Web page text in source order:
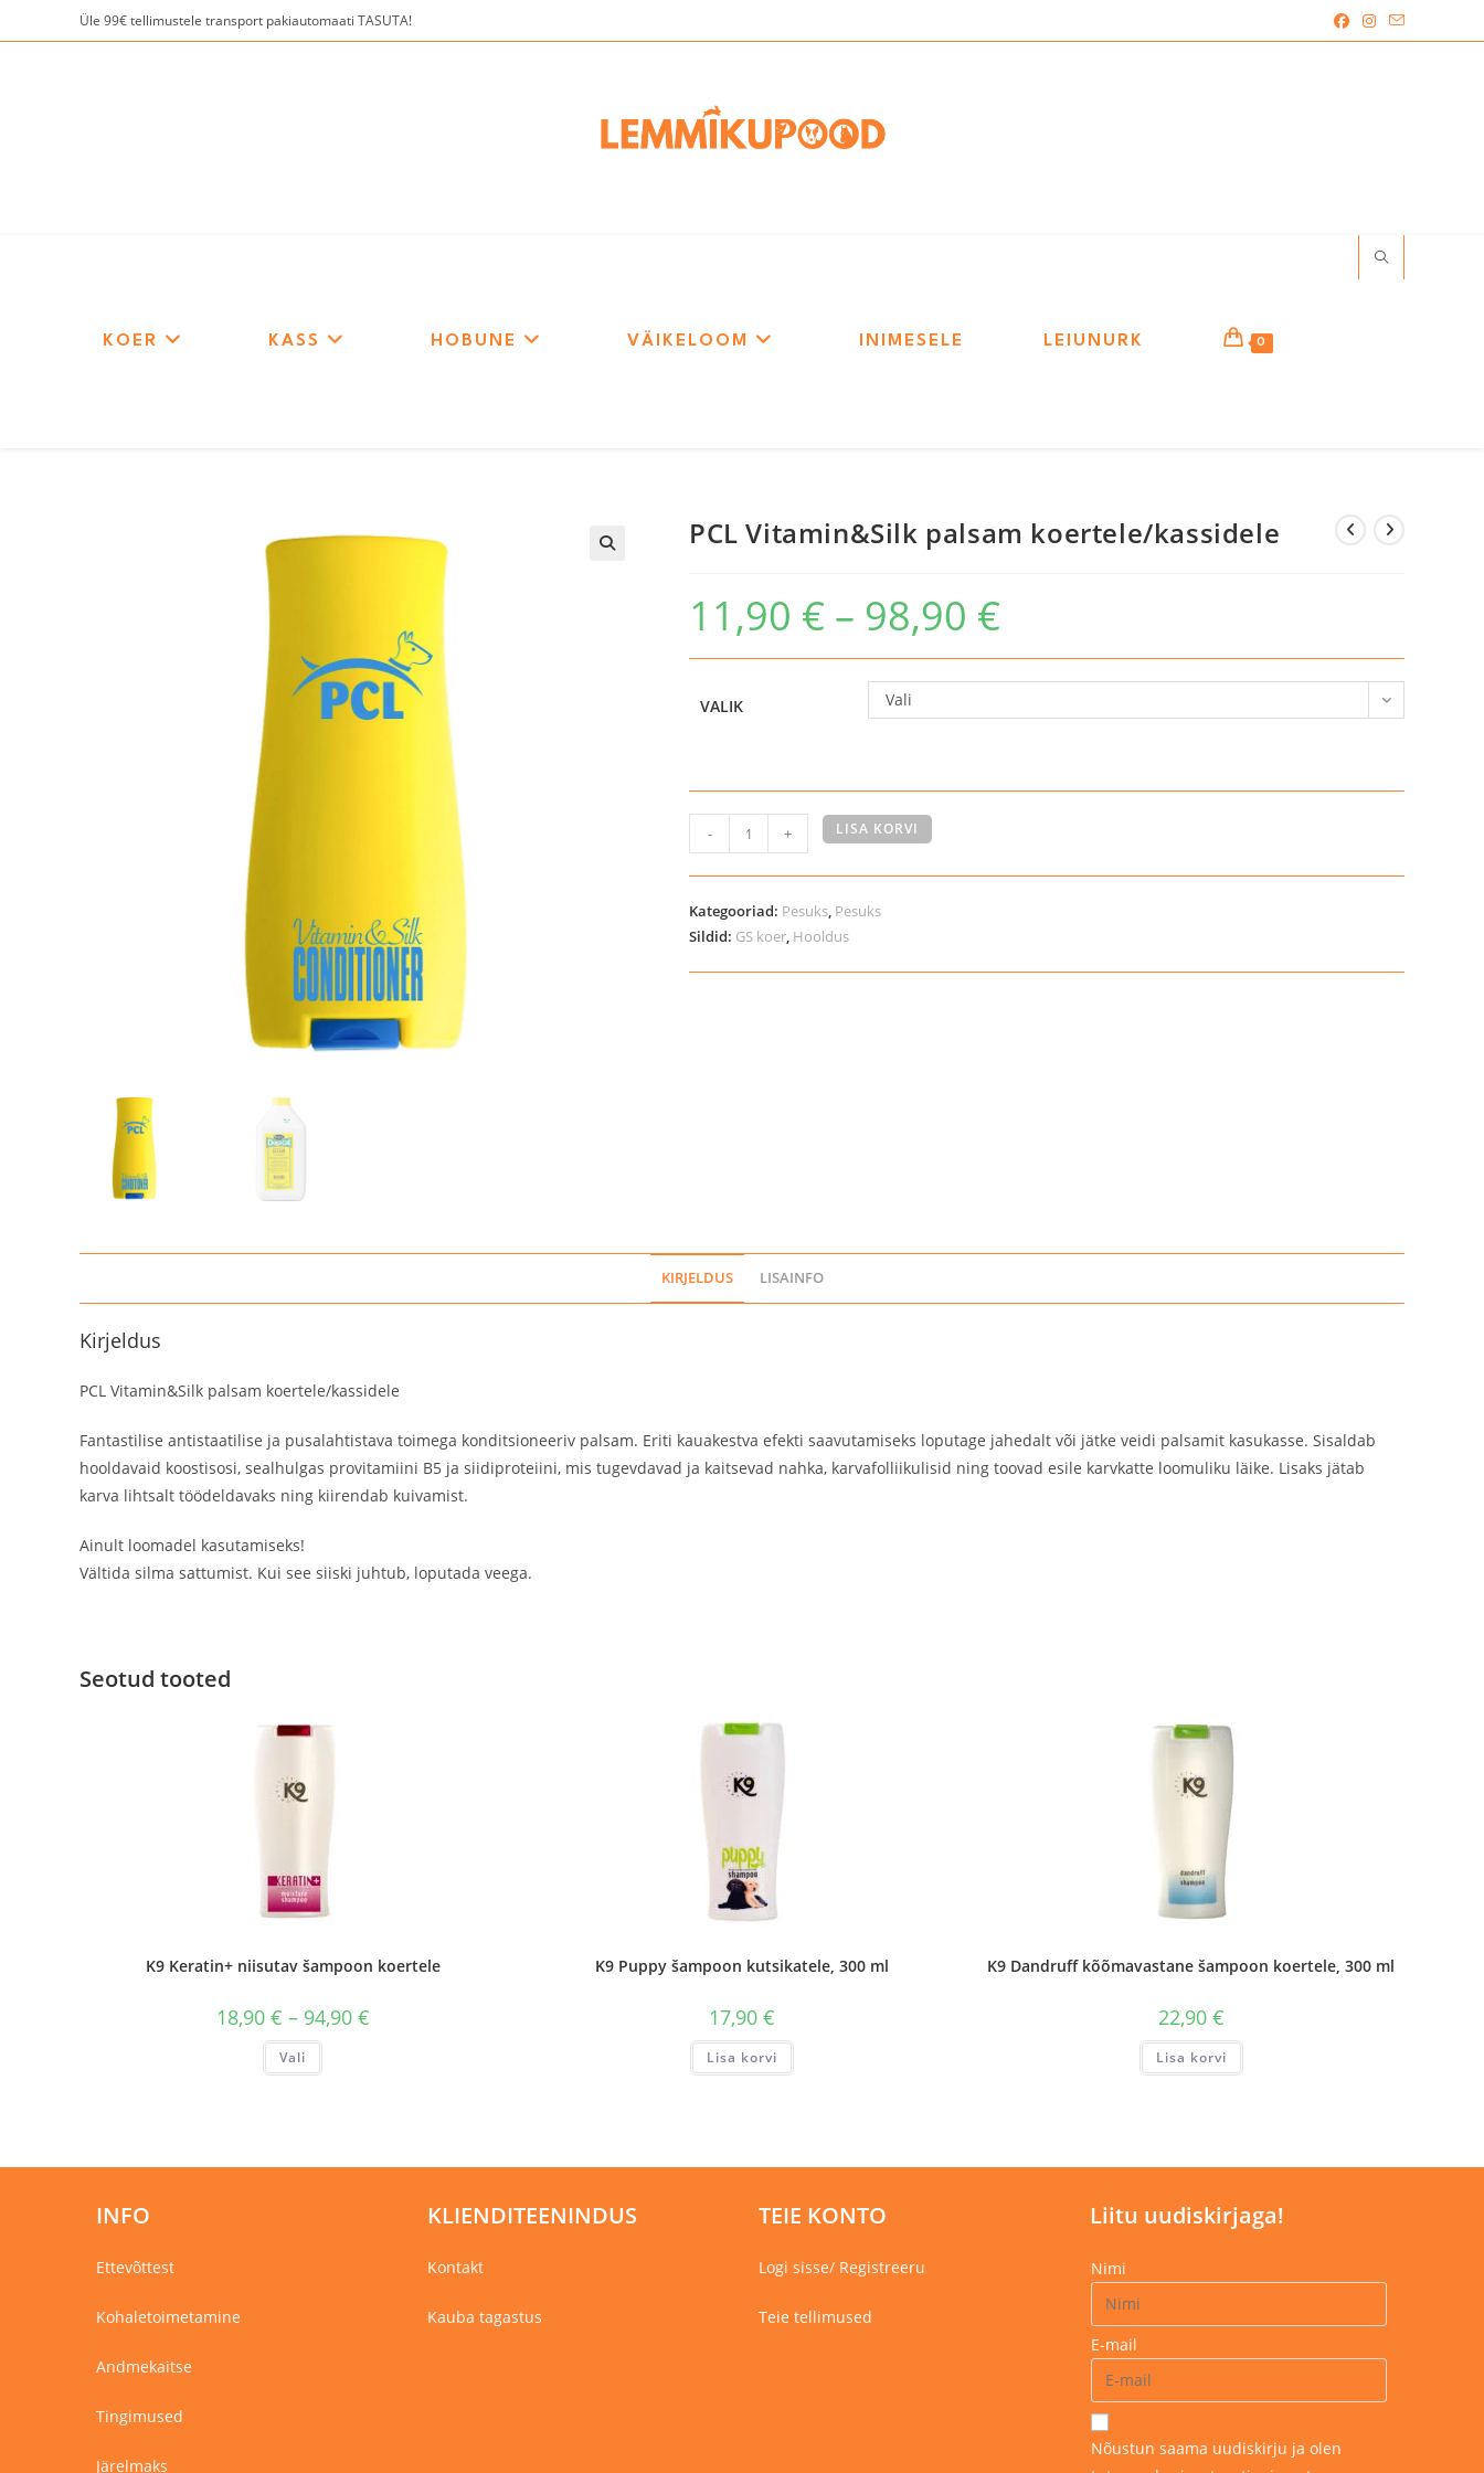
to
Üle 99€ tellimustele transport pakiautomaati TASUTA!
KOER KASS HOBUNE VÄIKELOOM INIMESELE LEIUNURK 0
PCL Vitamin&Silk palsam koertele/kassidele
11,90 € – 98,90 €
VALIK Vali
Vitamin&Silk
palsam
koertele/kassidele
kogus
- + LISA KORVI
Kategooriad: Pesuks, Pesuks
Sildid: GS koer, Hooldus
KIRJELDUS LISAINFO
Kirjeldus
PCL Vitamin&Silk palsam koertele/kassidele
Fantastilise antistaatilise ja pusalahtistava toimega konditsioneeriv palsam. Eriti kauakestva efekti saavutamiseks loputage jahedalt või jätke veidi palsamit kasukasse. Sisaldab
hooldavaid koostisosi, sealhulgas provitamiini B5 ja siidiproteiini, mis tugevdavad ja kaitsevad nahka, karvafolliikulisid ning toovad esile karvkatte loomuliku läike. Lisaks jätab
karva lihtsalt töödeldavaks ning kiirendab kuivamist.
Ainult loomadel kasutamiseks!
Vältida silma sattumist. Kui see siiski juhtub, loputada veega.
Seotud tooted
K9 Keratin+ niisutav šampoon koertele
18,90 € – 94,90 €Hinnavahemik:
18,90 €
Vali
Sellel
tootelehel.
K9 Puppy šampoon kutsikatele, 300 ml
17,90 €
Lisa korvi
K9 Dandruff kõõmavastane šampoon koertele, 300 ml
22,90 €
Lisa korvi
INFO
Ettevõttest
Kohaletoimetamine
Andmekaitse
Tingimused
Järelmaks
KLIENDITEENINDUS
Kontakt
Kauba tagastus
TEIE KONTO
Logi sisse/ Registreeru
Teie tellimused
Liitu uudiskirjaga!
Nimi
E-mail
Nõustun saama uudiskirju ja olen